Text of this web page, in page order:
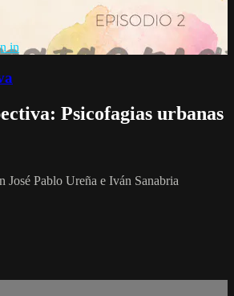
in
Psicofagias urbanas
José Pablo Ureña e Iván Sanabria